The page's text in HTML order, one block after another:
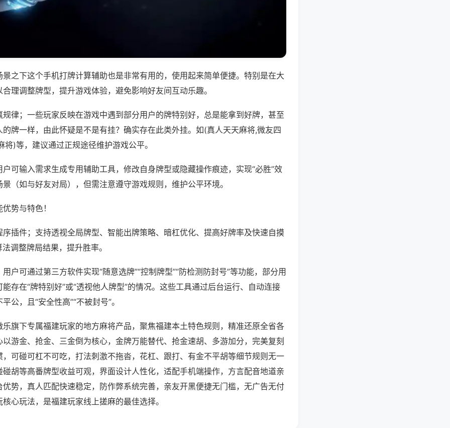
景之下这个手机打牌计算辅助也是非常有用的，使用起来简单便捷。特别是在大
理调整牌型，提升游戏体验，避免影响好友间互动乐趣。
律；一些玩家反映在游戏中遇到部分用户的牌特别好，总是能拿到好牌，甚至
牌一样，由此怀疑是不是有挂？确实存在此类外挂。如(真人天天麻将,微友四
将)等，建议通过正规途径维护游戏公平。
户可输入需求生成专用辅助工具，修改自身牌型或隐藏操作痕迹，实现“必胜”效
（如与好友对局），但需注意遵守游戏规则，维护公平环境。
势与特色！
序插件；支持透视全局牌型、智能出牌策略、暗杠优化、提高好牌率及快速自摸
调整牌局结果，提升胜率。
户可通过第三方软件实现“随意选牌”“控制牌型”“防检测防封号”等功能，部分用
存在“牌特别好”或“透视他人牌型”的情况。这些工具通过后台运行、自动连接
公，且“安全性高”“不被封号”。
旗下专属福建玩家的地方麻将产品，聚焦福建本土特色规则，精准还原全省各
游金、抢金、三金倒为核心，金牌万能替代、抢金速胡、多游加分，完美复刻
可碰可杠不可吃，打法刺激不拖沓，花杠、跟打、有金不平胡等细节规则无一
胡等高番牌型收益可观，界面设计人性化，适配手机端操作，方言配音地道亲
势，真人匹配快速稳定，防作弊系统完善，亲友开黑便捷无门槛，无广告无付
心玩法，是福建玩家线上搓麻的最佳选择。